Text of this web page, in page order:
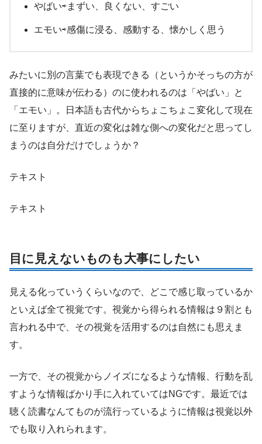
やばい⇨まずい、良くない、すごい
エモい⇨感傷に浸る、感動する、懐かしく思う
みたいに別の言葉でも表現できる（というかそっちの方が
直接的に意味が伝わる）のに使われるのは「やばい」と
「エモい」。日本語も古代からちょこちょこ変化して現在
に至りますが、直近の変化は雑な側への変化だと思ってし
まうのは自分だけでしょうか？
テキスト
テキスト
目に見えないものも大事にしたい
見える化っていうくらいなので、どこで感じ取っているか
といえば全て視覚です。視覚から得られる情報は９割とも
言われる中で、その視覚を活用するのは自然にも思えま
す。
一方で、その視覚からノイズになるような情報、行動を乱
すような情報ばかり手に入れていてはNGです。最近では
聴く読書なんてものが流行っているように情報は視覚以外
でも取り入れられます。